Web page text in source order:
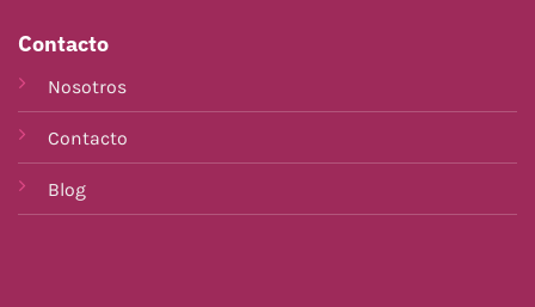
Contacto
Nosotros
Contacto
Blog